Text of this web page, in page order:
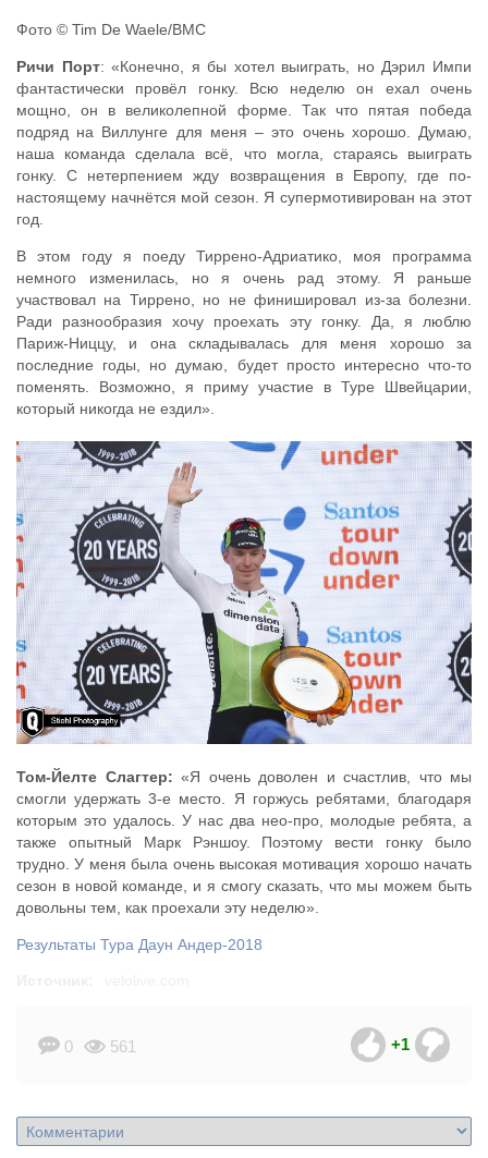
Фото © Tim De Waele/BMC
Ричи Порт: «Конечно, я бы хотел выиграть, но Дэрил Импи
фантастически провёл гонку. Всю неделю он ехал очень
мощно, он в великолепной форме. Так что пятая победа
подряд на Виллунге для меня – это очень хорошо. Думаю,
наша команда сделала всё, что могла, стараясь выиграть
гонку. С нетерпением жду возвращения в Европу, где по-
настоящему начнётся мой сезон. Я супермотивирован на этот
год.
В этом году я поеду Тиррено-Адриатико, моя программа
немного изменилась, но я очень рад этому. Я раньше
участвовал на Тиррено, но не финишировал из-за болезни.
Ради разнообразия хочу проехать эту гонку. Да, я люблю
Париж-Ниццу, и она складывалась для меня хорошо за
последние годы, но думаю, будет просто интересно что-то
поменять. Возможно, я приму участие в Туре Швейцарии,
который никогда не ездил».
Том-Йелте Слагтер: «Я очень доволен и счастлив, что мы
смогли удержать 3-е место. Я горжусь ребятами, благодаря
которым это удалось. У нас два нео-про, молодые ребята, а
также опытный Марк Рэншоу. Поэтому вести гонку было
трудно. У меня была очень высокая мотивация хорошо начать
сезон в новой команде, и я смогу сказать, что мы можем быть
довольны тем, как проехали эту неделю».
Результаты Тура Даун Андер-2018
0 561 +1